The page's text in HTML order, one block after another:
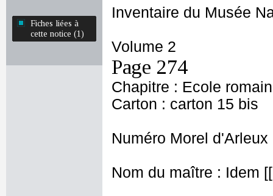
Fiches liées à
cette notice (1)
Inventaire du Musée
Volume 2
Page 274
Chapitre : Ecole
Carton : carton 15 bis
Numéro Morel d'Arleux
Nom du maître : Idem